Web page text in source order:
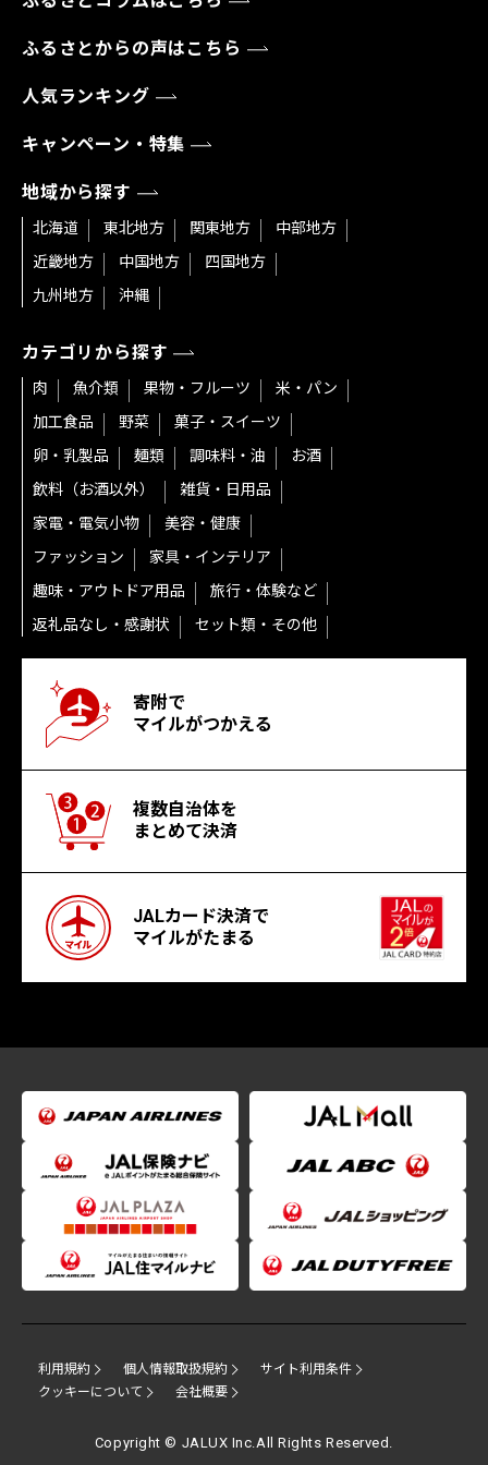
ふるさとからの声はこちら
人気ランキング
キャンペーン・特集
地域から探す
北海道 東北地方 関東地方
中部地方
近畿地方
中国地方
四国地方
九州地方
沖縄
カテゴリから探す
肉 魚介類 果物・フルーツ
米・パン
加工食品
野菜
菓子・スイーツ
卵・乳製品
麺類 調味料・油
お酒
飲料（お酒以外）
雑貨・日用品
家電・電気小物
美容・健康
ファッション
家具・インテリア
趣味・アウトドア用品
旅行・体験など
返礼品なし・感謝状
セット類・その他
寄附で
マイルがつかえる
複数自治体を
まとめて決済
JALカード決済で
マイルがたまる
利用規約 個人情報取扱規約
サイト利用条件
クッキーについて
会社概要
Copyright © JALUX Inc.All Rights Reserved.